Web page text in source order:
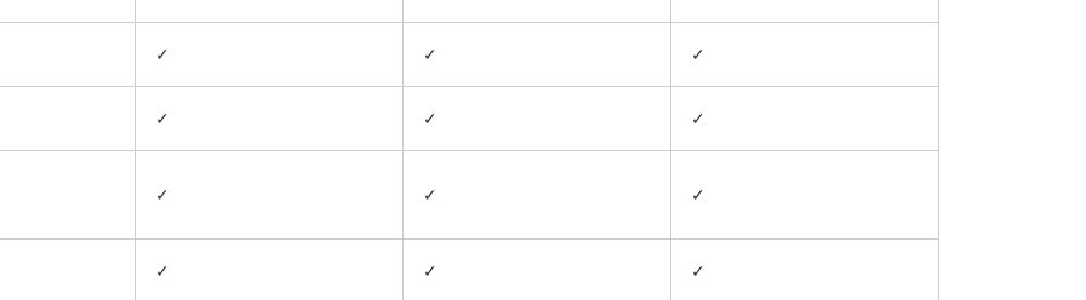
✓ ✓ ✓
✓ ✓ ✓
✓ ✓ ✓
✓ ✓ ✓